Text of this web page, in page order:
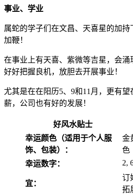
事业、学业
属蛇的学子们在文昌、天喜星的加
加鞭！
在事业上有天喜、紫微等吉星，会
好好把握良机，放胆去开展事业！
尤其是在在阳历5、9和11月，更有
薪，公司也有好的发展！
好风水贴士
幸运颜色（适用于个人服
饰、包装）：
金
色
幸运数字：
2,
宜：
订
拓